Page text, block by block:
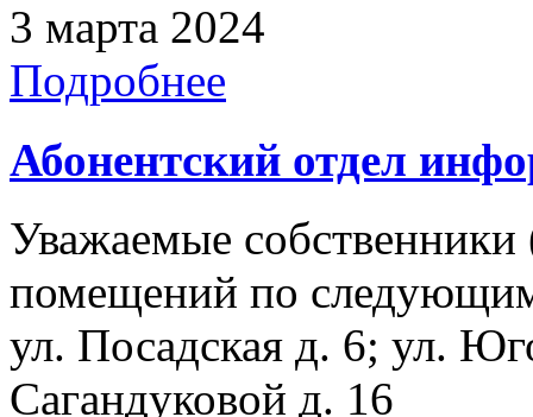
3 марта 2024
Подробнее
Абонентский отдел
Уважаемые
помещений по
ул. Посадская д. 6; ул.
Сагандуковой д. 16